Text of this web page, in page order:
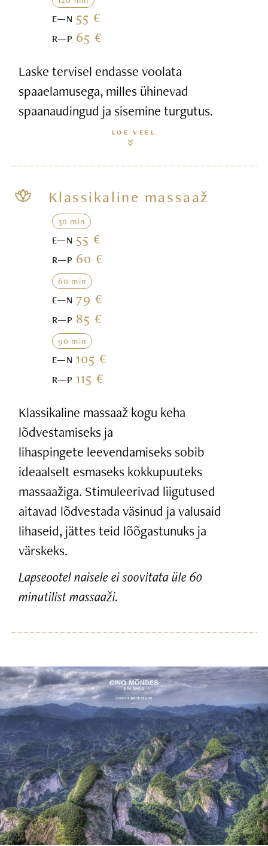
E—N 55 €
R—P 65 €
Laske tervisel endasse voolata
spaaelamusega, milles ühinevad
spaanaudingud ja sisemine turgutus.
LOE VEEL
Klassikaline massaaž
30 min
E—N 55 €
R—P 60 €
60 min
E—N 79 €
R—P 85 €
90 min
E—N105 €
R—P115 €
Klassikaline massaaž kogu keha
lõdvestamiseks ja
lihaspingete leevendamiseks sobib
ideaalselt esmaseks kokkupuuteks
massaažiga. Stimuleerivad liigutused
aitavad lõdvestada väsinud ja valusaid
lihaseid, jättes teid lõõgastunuks ja
värskeks.
Lapseootel naisele ei soovitata üle 60
minutilist massaaži.